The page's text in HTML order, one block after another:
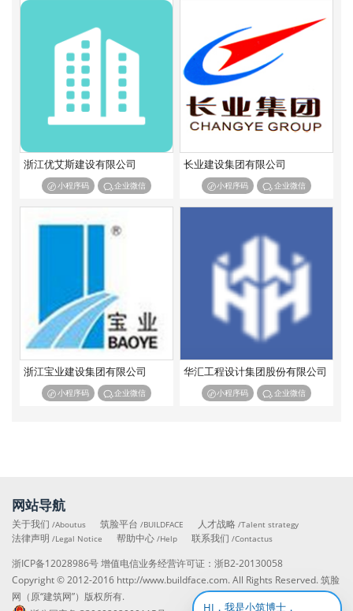
HI，我是小筑博士，
铁路电气化工程专业承包
机场场道工程专业承包
民航空管工程及机场弱电系统工程专业承包
机场目视助航工程专业承包
港口与海岸工程专业承包
航道工程专业承包
港航设备安装及水上交管工程专业承包
水工金属结构制作与安装工程专业承包
水利水电机电安装工程专业承包
河湖整治工程专业承包
输变电工程专业承包
核工程专业承包
海洋石油工程专业承包
环保工程专业承包
浙江优艾斯建设有限公司
小程序码 企业微信
长业建设集团有限公司
小程序码 企业微信
浙江宝业建设集团有限公司
小程序码 企业微信
华汇工程设计集团股份有限公司
小程序码 企业微信
网站导航
关于我们 /Aboutus 筑脸平台/BUILDFACE 人才战略/Talent strategy
法律声明 /Legal Notice 帮助中心/Help 联系我们/Contactus
浙ICP备12028986号增值电信业务经营许可证： 浙B2-20130058
Copyright © 2012-2016 http://www.buildface.com. All Rights Reserved. 筑脸
网（原“建筑网”）版权所有.